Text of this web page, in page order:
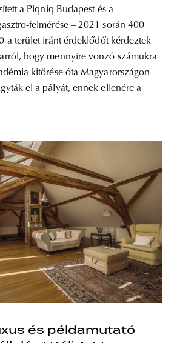
a Piqniq Budapest és a
felmérése – 2021 során 400
a terület iránt érdeklődőt kérdeztek
hogy mennyire vonzó számukra
kitörése óta Magyarországon
el a pályát, ennek ellenére a
és példamutató